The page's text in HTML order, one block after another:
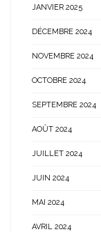
JANVIER 2025
DÉCEMBRE 2024
NOVEMBRE 2024
OCTOBRE 2024
SEPTEMBRE 2024
AOÛT 2024
JUILLET 2024
JUIN 2024
MAI 2024
AVRIL 2024